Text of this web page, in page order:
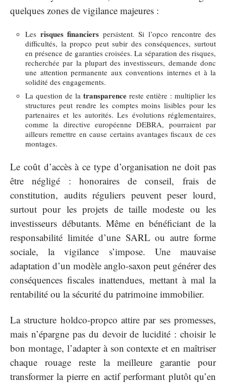
quelques zones de vigilance majeures :
Les risques financiers persistent. Si l’opco rencontre des
difficultés, la propco peut subir des conséquences, surtout
en présence de garanties croisées. La séparation des risques,
recherchée par la plupart des investisseurs, demande donc
une attention permanente aux conventions internes et à la
solidité des engagements.
La question de la transparence reste entière : multiplier les
structures peut rendre les comptes moins lisibles pour les
partenaires et les autorités. Les évolutions réglementaires,
comme la directive européenne DEBRA, pourraient par
ailleurs remettre en cause certains avantages fiscaux de ces
montages.
Le coût d’accès à ce type d’organisation ne doit pas
être négligé : honoraires de conseil, frais de
constitution, audits réguliers peuvent peser lourd,
surtout pour les projets de taille modeste ou les
investisseurs débutants. Même en bénéficiant de la
responsabilité limitée d’une SARL ou autre forme
sociale, la vigilance s’impose. Une mauvaise
adaptation d’un modèle anglo-saxon peut générer des
conséquences fiscales inattendues, mettant à mal la
rentabilité ou la sécurité du patrimoine immobilier.
La structure holdco-propco attire par ses promesses,
mais n’épargne pas du devoir de lucidité : choisir le
bon montage, l’adapter à son contexte et en maîtriser
chaque rouage reste la meilleure garantie pour
transformer la pierre en actif performant plutôt qu’en